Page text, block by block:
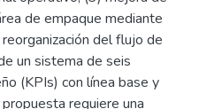
de empaque mediante
del flujo de
un sistema de seis
(KPIs) con línea base y
requiere una